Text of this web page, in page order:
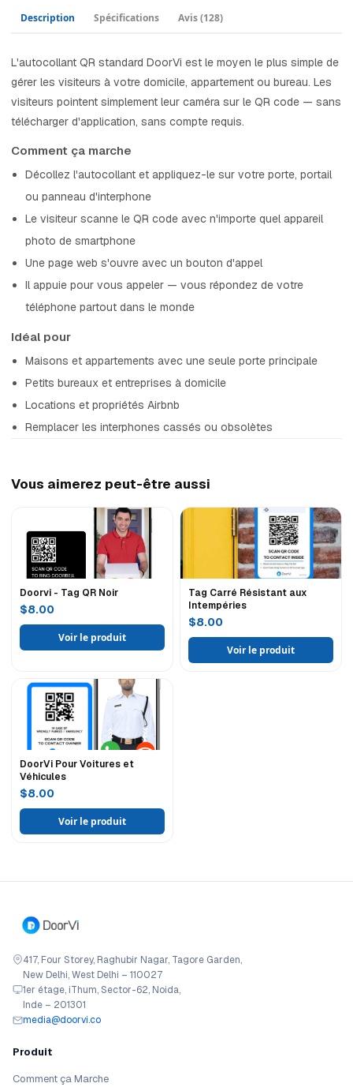
Description Spécifications Avis(128)
L'autocollant QR standard DoorVi est le moyen le plus simple de
gérer les visiteurs à votre domicile, appartement ou bureau. Les
visiteurs pointent simplement leur caméra sur le QR code — sans
télécharger d'application, sans compte requis.
Comment ça marche
Décollez l'autocollant et appliquez-le sur votre porte, portail
ou panneau d'interphone
Le visiteur scanne le QR code avec n'importe quel appareil
photo de smartphone
Une page web s'ouvre avec un bouton d'appel
Il appuie pour vous appeler — vous répondez de votre
téléphone partout dans le monde
Idéal pour
Maisons et appartements avec une seule porte principale
Petits bureaux et entreprises à domicile
Locations et propriétés Airbnb
Remplacer les interphones cassés ou obsolètes
Vous aimerez peut-être aussi
Doorvi - Tag QR Noir
$8.00
Voir le produit
Tag Carré Résistant aux
Intempéries
$8.00
Voir le produit
DoorVi Pour Voitures et
Véhicules
$8.00
Voir le produit
417, Four Storey, Raghubir Nagar, Tagore Garden,
New Delhi, West Delhi – 110027
1er étage, iThum, Sector-62, Noida,
Inde – 201301
media@doorvi.co
Produit
Comment ça Marche